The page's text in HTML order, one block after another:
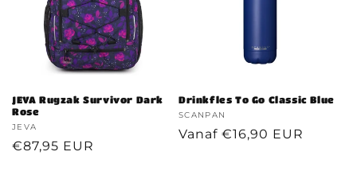
JEVA Rugzak Survivor Dark
Rose
Verkoper:
JEVA
Normale
€87,95 EUR
Drinkfles To Go Classic Blue
Verkoper:
SCANPAN
Normale
Vanaf €16,90 EUR